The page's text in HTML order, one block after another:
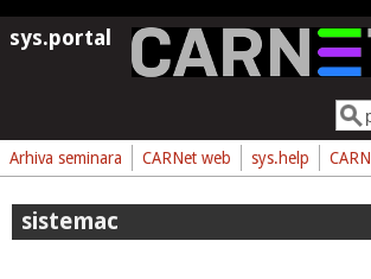
Skoči na glavni sadržaj
sys.portal
Arhiva seminara CARNet web sys.help
sistemac